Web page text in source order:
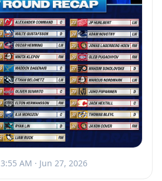
3:55 AM · Jun 27, 2026